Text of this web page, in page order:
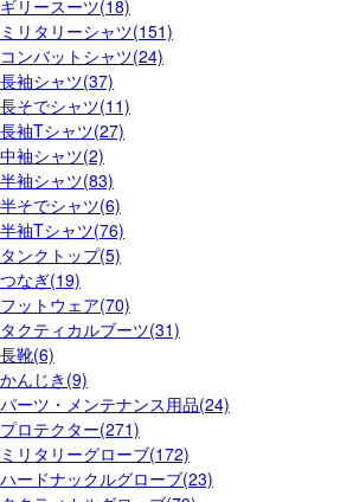
ギリースーツ(18)
ミリタリーシャツ(151)
コンバットシャツ(24)
長袖シャツ(37)
長そでシャツ(11)
長袖Tシャツ(27)
中袖シャツ(2)
半袖シャツ(83)
半そでシャツ(6)
半袖Tシャツ(76)
タンクトップ(5)
つなぎ(19)
フットウェア(70)
タクティカルブーツ(31)
長靴(6)
かんじき(9)
パーツ・メンテナンス用品(24)
プロテクター(271)
ミリタリーグローブ(172)
ハードナックルグローブ(23)